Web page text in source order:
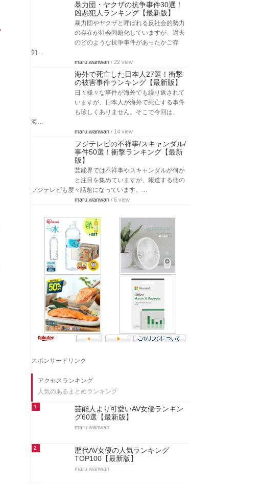
暴力団・ヤクザの抗争事件30選！
凶悪犯人ランキング【最新版】
暴力団やヤクザと呼ばれる反社会的勢力
の存在が社会問題化していますが、過去
のどのような抗争事件があったかご存
知…
maru.wanwan / 22 view
海外で死亡した日本人27選！衝撃
の被害事件ランキング【最新版】
日々様々な事件が海外でも繰り返されて
いますが、日本人が海外で死亡する事件
も珍しくありません。そこで今回は、
海…
maru.wanwan / 14 view
フジテレビの不祥事/スキャンダル/
事件50選！衝撃ランキング【最新
版】
芸能界では不祥事やスキャンダルが何か
と注目を集めていますが、報道する側の
フジテレビも度々話題になっています。…
maru.wanwan / 6 view
スポンサードリンク
アクセスランキング
人気のあるまとめランキング
1
芸能人より可愛いAV女優ランキン
グ60選【最新版】
maru.wanwan
2
歴代AV女優の人気ランキング
TOP100【最新版】
maru.wanwan